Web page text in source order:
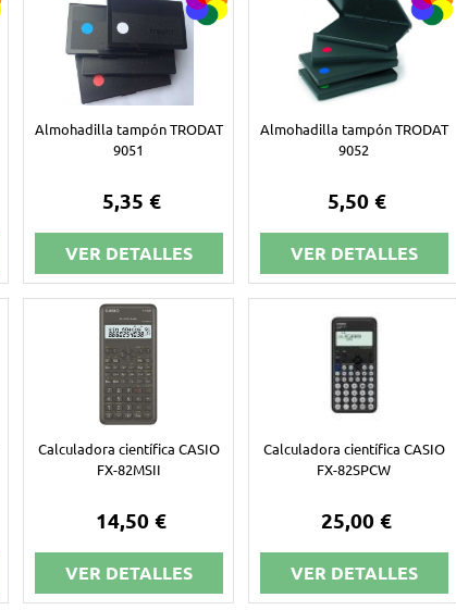
Almohadilla tampón TRODAT
9051
5,35 €
VER DETALLES
Almohadilla tampón TRODAT
9052
5,50 €
VER DETALLES
Calculadora científica CASIO
FX-82MSII
14,50 €
VER DETALLES
Calculadora científica CASIO
FX-82SPCW
25,00 €
VER DETALLES